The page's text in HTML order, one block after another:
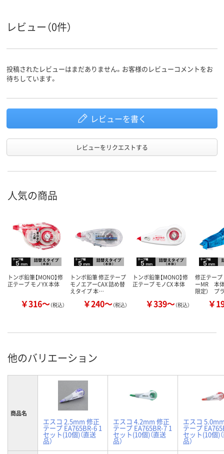
アスクル
レビュー（0件）
投稿されたレビューはまだありません。お客様のレビューコメントをお
待ちしています。
レビューを書く
レビューをリクエストする
人気の商品
トンボ鉛筆【MONO】修
正テープ モノYX 本体
￥316～（税込）
トンボ鉛筆 修正テープ
モノエアーCAX 詰め替
えタイプ 本…
￥240～（税込）
トンボ鉛筆【MONO】修
正テープ モノCX 本体
￥339～（税込）
修正テー
ーMR 本体
限定） プ
￥
他のバリエーション
商品名
エスコ 2.5mm 修正
テープ EA765BR-6 1
セット(10個)（直送
品）
エスコ 4.2mm 修正
テープ EA765BR-7 1
セット(10個)（直送
品）
エスコ
テープ
セット(10個)
品）